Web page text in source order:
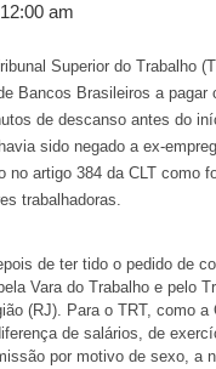
12:00 am
Superior do Trabalho
Bancos Brasileiros a pagar
de descanso antes do
sido negado a ex-
no artigo 384 da CLT como
trabalhadoras.
de ter tido o pedido de
Vara do Trabalho e pelo
(RJ). Para o TRT, como a
de salários, de
por motivo de sexo, a